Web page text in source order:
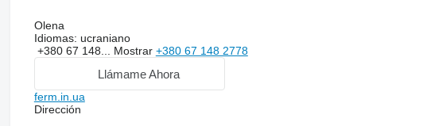
Olena
Idiomas: ucraniano
+380 67 148... Mostrar +380 67 148 2778
Llámame Ahora
ferm.in.ua
Dirección